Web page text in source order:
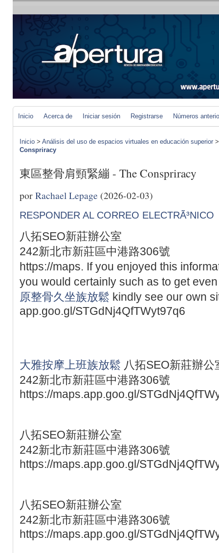
Inicio Acerca de Iniciar sesión Registrarse Números
Inicio > Análisis del uso de espacios virtuales en educación superior
Conspriracy
東區整骨肩頸緊繃 - The Conspriracy
porRachael Lepage (2026-02-03)
RESPONDER AL CORREO ELECTRÃ³NICO
八拓SEO新莊辦公室
242新北市新莊區中港路306號
https://maps. If you enjoyed this
you would certainly such as to get
原整骨久坐族放鬆 kindly see our own
app.goo.gl/STGdNj4QfTWyt97q6
大雅按摩上班族放鬆 八拓SEO新莊辦公
242新北市新莊區中港路306號
https://maps.app.goo.gl/
八拓SEO新莊辦公室
242新北市新莊區中港路306號
https://maps.app.goo.gl/
八拓SEO新莊辦公室
242新北市新莊區中港路306號
https://maps.app.goo.gl/